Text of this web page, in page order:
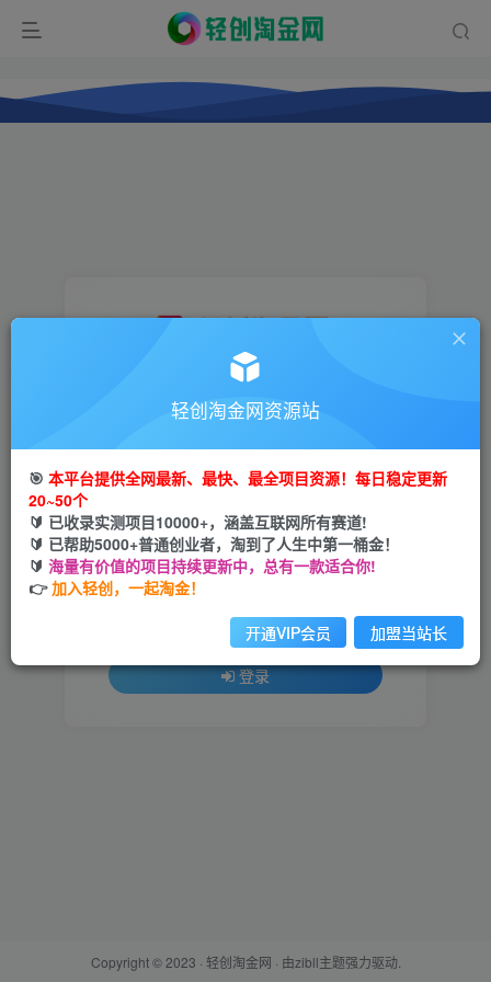
用户名或邮箱
登录密码
找回密码
登录
Copyright © 2023 · 轻创淘金网 · 由zibll主题强力驱动.
轻创淘金网资源站
🎯 本平台提供全网最新、最快、最全项目资源！每日稳定更新
20~50个
🔰 已收录实测项目10000+，涵盖互联网所有赛道!
🔰 已帮助5000+普通创业者，淘到了人生中第一桶金！
🔰 海量有价值的项目持续更新中，总有一款适合你!
👉加入轻创，一起淘金！
开通VIP会员 加盟当站长